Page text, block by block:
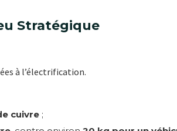
Stratégique
à l’électrification.
cuivre ;